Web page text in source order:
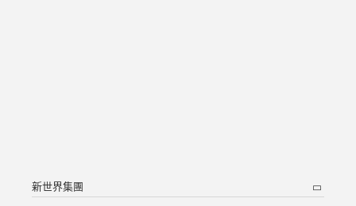
新世界集團